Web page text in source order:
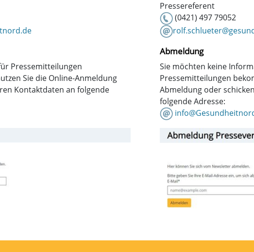
Pressereferent
(0421) 497 79052
Pressemitteilungen
Sie die Online-Anmeldung
Kontaktdaten an folgende
Abmeldung
Sie möchten keine
Pressemitteilungen
Abmeldung oder
folgende Adresse: